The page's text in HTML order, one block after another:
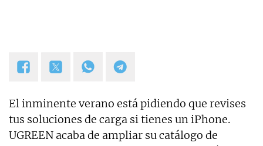
El inminente verano está pidiendo que revises
tus soluciones de carga si tienes un iPhone.
UGREEN acaba de ampliar su catálogo de